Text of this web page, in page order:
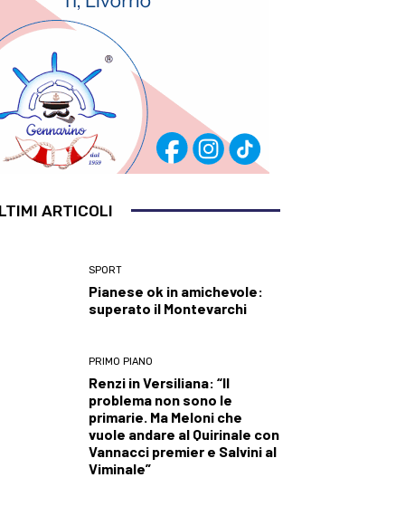
ARTICOLI
SPORT
Pianese ok in amichevole:
superato il Montevarchi
PRIMO PIANO
Renzi in Versiliana: “Il
problema non sono le
primarie. Ma Meloni che
vuole andare al Quirinale con
Vannacci premier e Salvini al
Viminale”